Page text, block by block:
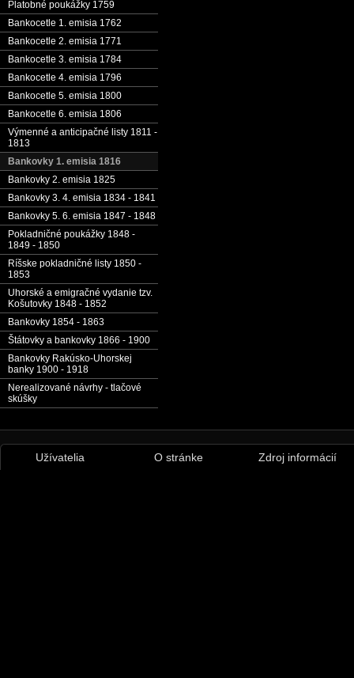
Platobné poukážky 1759
Bankocetle 1. emisia 1762
Bankocetle 2. emisia 1771
Bankocetle 3. emisia 1784
Bankocetle 4. emisia 1796
Bankocetle 5. emisia 1800
Bankocetle 6. emisia 1806
Výmenné a anticipačné listy 1811 -
1813
Bankovky 1. emisia 1816
Bankovky 2. emisia 1825
Bankovky 3. 4. emisia 1834 - 1841
Bankovky 5. 6. emisia 1847 - 1848
Pokladničné poukážky 1848 -
1849 - 1850
Ríšske pokladničné listy 1850 -
1853
Uhorské a emigračné vydanie tzv.
Košutovky 1848 - 1852
Bankovky 1854 - 1863
Štátovky a bankovky 1866 - 1900
Bankovky Rakúsko-Uhorskej
banky 1900 - 1918
Nerealizované návrhy - tlačové
skúšky
Užívatelia O stránke Zdroj informácií